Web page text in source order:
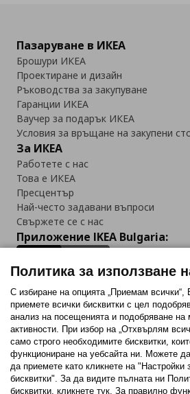
Пазаруване в ИКЕА
Брошури ИКЕА
Проектиране и дизайн
Ръководства за закупуване
Гаранции ИКЕА
Ваучер за подарък ИКЕА
Условия за връщане на закупени
За ИКЕА
Работете с нас
Това е ИКЕА
Пресцентър
Най-често задавани въпроси
Свържете се с нас
Приложение IKEA Bulgaria:
Последвайте ни:
FacebookTwitterYoutubePinterestInstagram
Политика за използване
С избиране на опцията „Приемам всички“,
приемете всички бисквитки с цел
анализ на посещенията и подобряване на
активности. При избор на „Отхвърлям
само строго необходимитe бисквитки,
функциониране на уебсайта ни. Можете да
да приемете като кликнете на "Настройки
бисквитки". За да видите пълната ни
бисквитки, кликнете тук. За правилно